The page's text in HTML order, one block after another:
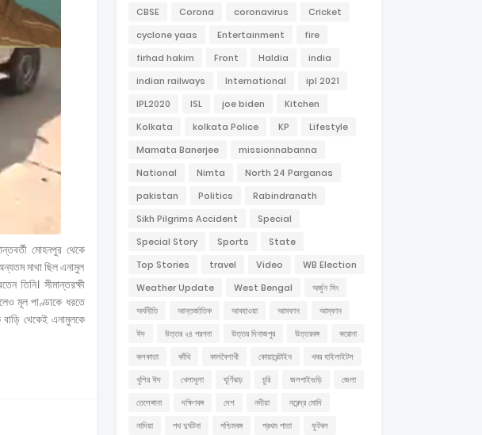
মোহনপুর থেকে
মাথা ছিল এনামুল
তিনি। সীমান্তরক্ষী
মূল পাণ্ডাকে ধরতে
বাড়ি থেকেই এনামুলকে
CBSE
Corona coronavirus
Cricket
cyclone yaas
Entertainment
fire
firhad hakim
Front Haldia
india
indian railways
International
ipl 2021
IPL2020
ISL joe biden
Kitchen
Kolkata
kolkata Police KP
Lifestyle
Mamata Banerjee
missionnabanna
National
Nimta
North 24 Parganas
pakistan
Politics
Rabindranath
Sikh Pilgrims Accident
Special
Special Story
Sports
State
Top Stories
travel Video
WB Election
Weather Update
West Bengal
অর্জুন সিং
অর্থনীতি
আন্তর্জাতিক আবহাওয়া আমফান
আম্ফান
ঈদ
উত্তর ২৪ পরগনা উত্তর দিনাজপুর উত্তরবঙ্গ
করোনা
কলকাতা
কাঁথি কালবৈশাখী কোয়ারেন্টাইন
খবর হাইলাইটস
খুশির ঈদ
খেলাধুলা ঘূর্ণিঝড় চুরি জলপাইগুড়ি
জেলা
তেলেঙ্গানা
দক্ষিণবঙ্গ দেশ নদীয়া
নরেন্দ্র মোদি
নাদিয়া
পথ দুর্ঘটনা পশ্চিমবঙ্গ প্রথম পাতা
ফুটবল